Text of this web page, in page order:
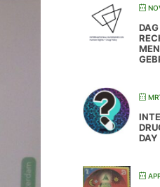
DAY